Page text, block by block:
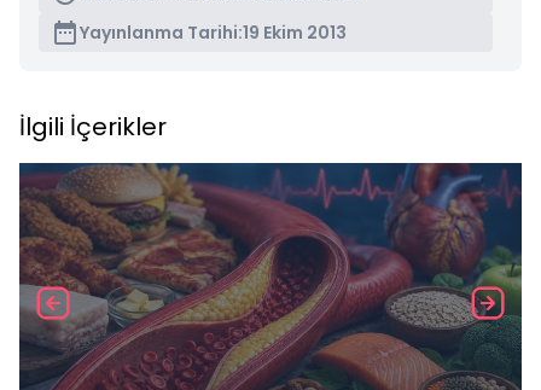
Yayınlanma Tarihi:19 Ekim 2013
İlgili İçerikler